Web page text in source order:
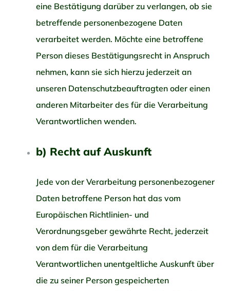
eine Bestätigung darüber zu verlangen, ob sie
betreffende personenbezogene Daten
verarbeitet werden. Möchte eine betroffene
Person dieses Bestätigungsrecht in Anspruch
nehmen, kann sie sich hierzu jederzeit an
unseren Datenschutzbeauftragten oder einen
anderen Mitarbeiter des für die Verarbeitung
Verantwortlichen wenden.
b) Recht auf Auskunft
Jede von der Verarbeitung personenbezogener
Daten betroffene Person hat das vom
Europäischen Richtlinien- und
Verordnungsgeber gewährte Recht, jederzeit
von dem für die Verarbeitung
Verantwortlichen unentgeltliche Auskunft über
die zu seiner Person gespeicherten